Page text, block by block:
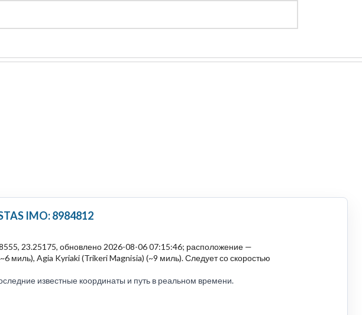
IMO: 8984812
23.25175, обновлено 2026-08-06 07:15:46; расположение —
миль), Agia Kyriaki (Trikeri Magnisia) (~9 миль). Следует со скоростью
известные координаты и путь в реальном времени.